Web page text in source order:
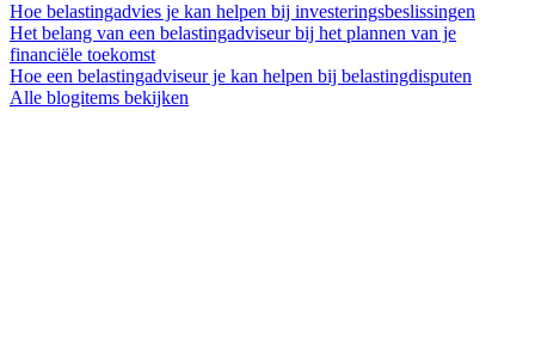
Hoe belastingadvies je kan helpen bij investeringsbeslissingen
Het belang van een belastingadviseur bij het plannen van je
financiële toekomst
Hoe een belastingadviseur je kan helpen bij belastingdisputen
Alle blogitems bekijken